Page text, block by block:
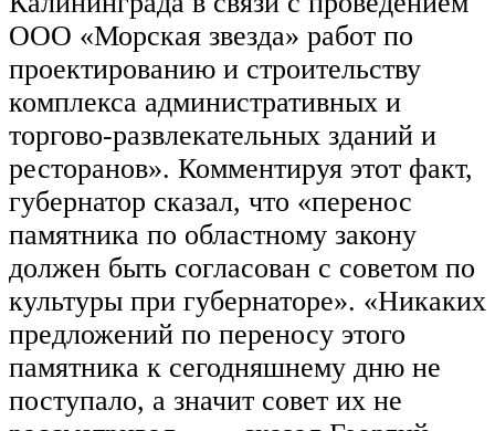
ООО «Морская звезда» работ по
проектированию и строительству
комплекса административных и
торгово-развлекательных зданий и
ресторанов». Комментируя этот факт,
губернатор сказал, что «перенос
памятника по областному закону
должен быть согласован с советом по
культуры при губернаторе». «Никаких
предложений по переносу этого
памятника к сегодняшнему дню не
поступало, а значит совет их не